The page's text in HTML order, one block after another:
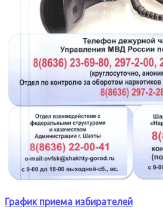
График приема избирателей